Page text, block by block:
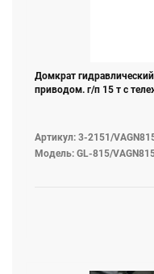
Домкрат
приводом. г/п 15 т c
Артикул: 3-2151/
Модель: GL-815/